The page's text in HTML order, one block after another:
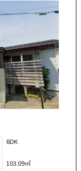
6DK
103.09㎡